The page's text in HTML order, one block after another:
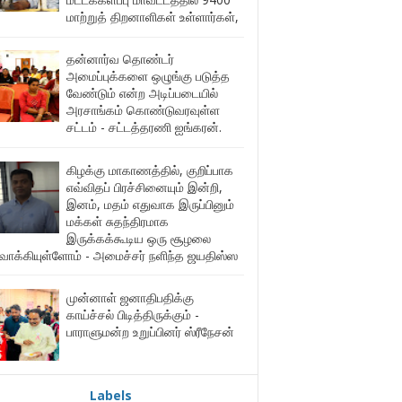
மாற்றுத் திறனாளிகள் உள்ளார்கள்,
தன்னார்வ தொண்டர்
அமைப்புக்களை ஒழுங்கு படுத்த
வேண்டும் என்ற அடிப்படையில்
அரசாங்கம் கொண்டுவரவுள்ள
சட்டம் - சட்டத்தரணி ஐங்கரன்.
கிழக்கு மாகாணத்தில், குறிப்பாக
எவ்விதப் பிரச்சினையும் இன்றி,
இனம், மதம் எதுவாக இருப்பினும்
மக்கள் சுதந்திரமாக
இருக்கக்கூடிய ஒரு சூழலை
- அமைச்சர் நளிந்த ஜயதிஸ்ஸ
முன்னாள் ஜனாதிபதிக்கு
காய்ச்சல் பிடித்திருக்கும் -
பாராளுமன்ற உறுப்பினர் ஸ்ரீநேசன்
Labels